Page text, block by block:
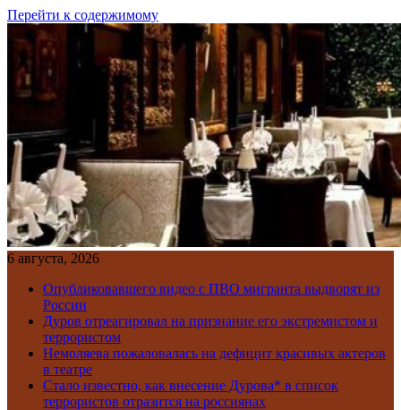
Перейти к содержимому
6 августа, 2026
Опубликовавшего видео с ПВО мигранта выдворят из
России
Дуров отреагировал на признание его экстремистом и
террористом
Немоляева пожаловалась на дефицит красивых актеров
в театре
Стало известно, как внесение Дурова* в список
террористов отразится на россиянах